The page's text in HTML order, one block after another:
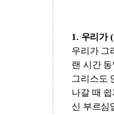
1. 우리가(
우리가 그
랜 시간
그리스도
나갈 때
신 부르심